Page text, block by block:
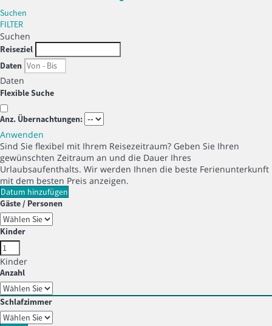
Suchen
FILTER
Suchen
Reiseziel
Daten
Daten
Flexible Suche
Anz. Übernachtungen:
Anwenden
Sind Sie flexibel mit Ihrem Reisezeitraum? Geben Sie Ihren
gewünschten Zeitraum an und die Dauer Ihres
Urlaubsaufenthalts. Wir werden Ihnen die beste Ferienunterkunft
mit dem besten Preis anzeigen.
Datum hinzufügen
Gäste / Personen
Kinder
Kinder
Anzahl
Schlafzimmer